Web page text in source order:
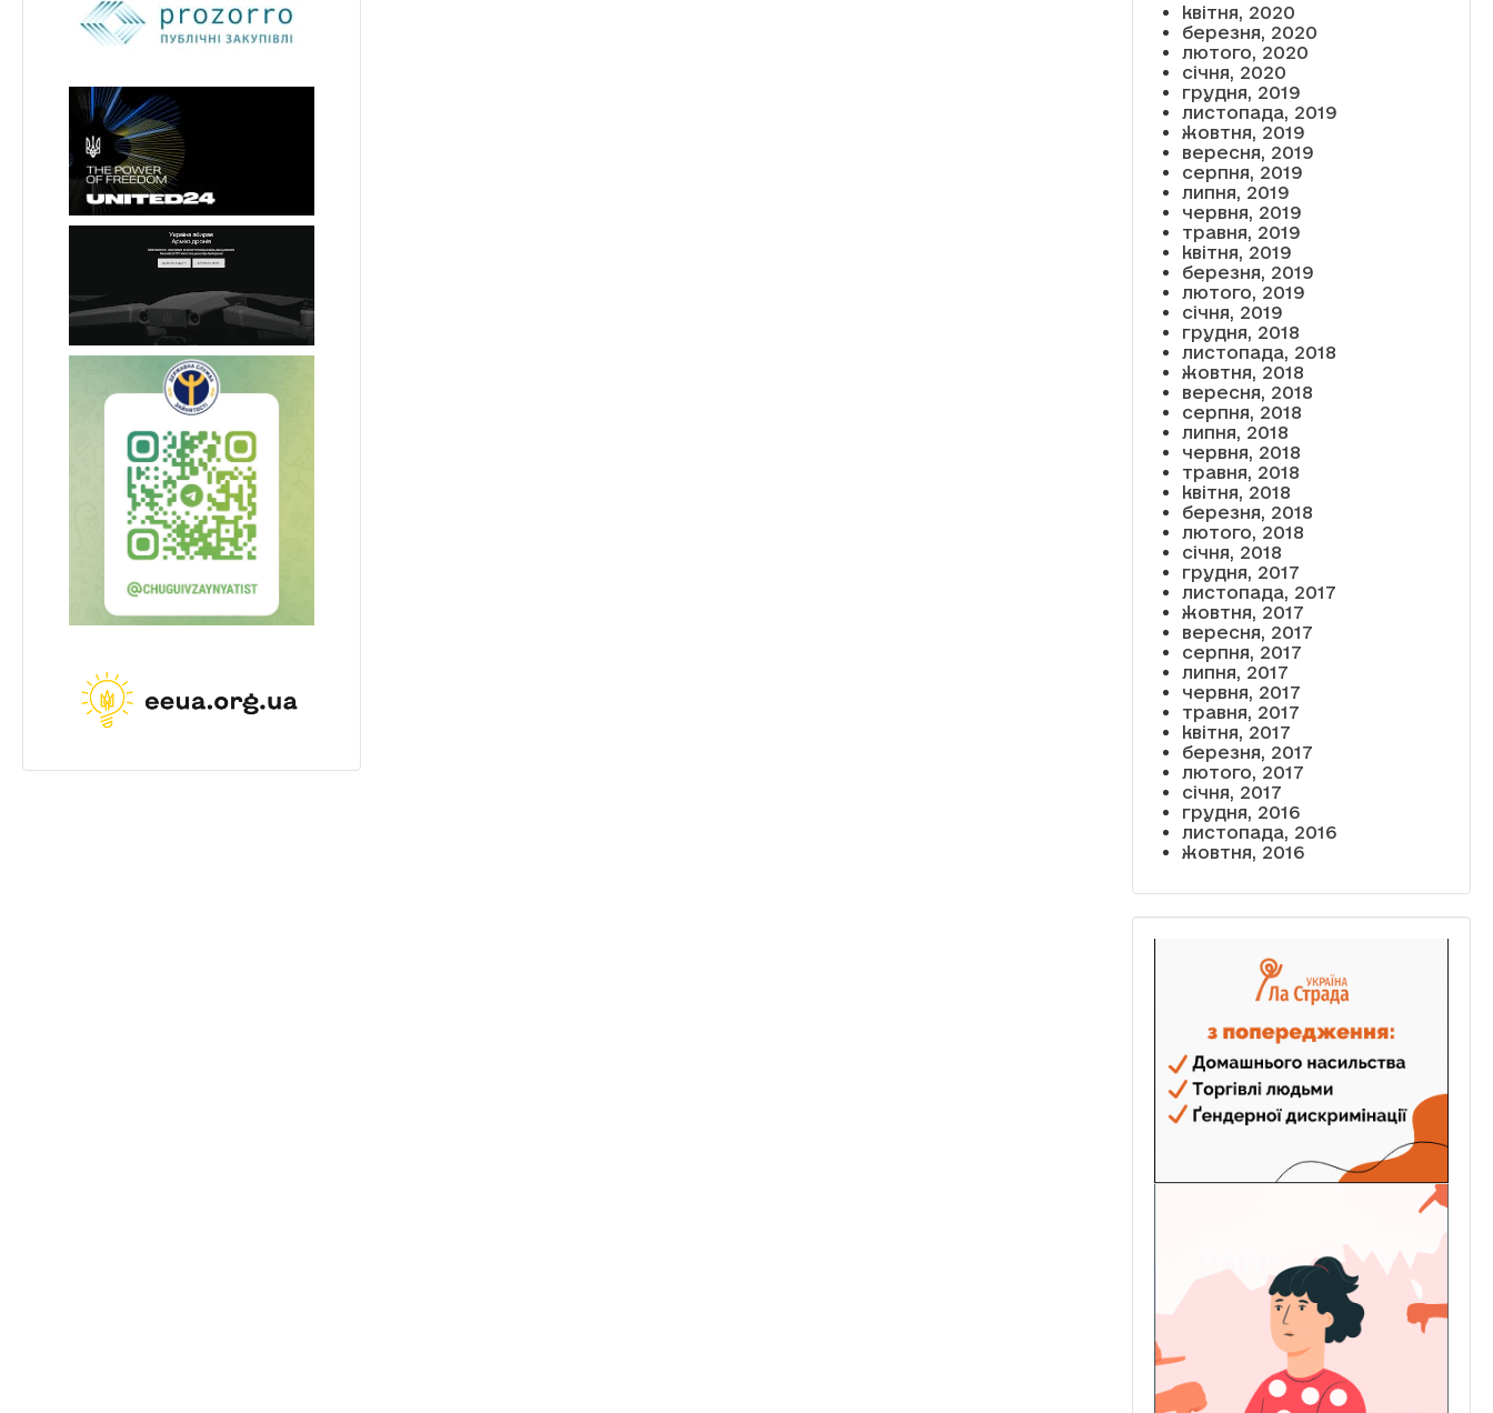
квітня, 2020
березня, 2020
лютого, 2020
січня, 2020
грудня, 2019
листопада, 2019
жовтня, 2019
вересня, 2019
серпня, 2019
липня, 2019
червня, 2019
травня, 2019
квітня, 2019
березня, 2019
лютого, 2019
січня, 2019
грудня, 2018
листопада, 2018
жовтня, 2018
вересня, 2018
серпня, 2018
липня, 2018
червня, 2018
травня, 2018
квітня, 2018
березня, 2018
лютого, 2018
січня, 2018
грудня, 2017
листопада, 2017
жовтня, 2017
вересня, 2017
серпня, 2017
липня, 2017
червня, 2017
травня, 2017
квітня, 2017
березня, 2017
лютого, 2017
січня, 2017
грудня, 2016
листопада, 2016
жовтня, 2016